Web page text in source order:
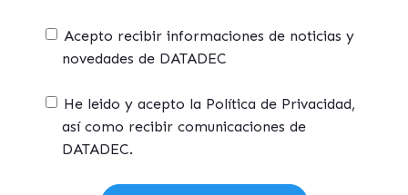
Acepto recibir informaciones de noticias y
novedades de DATADEC
He leido y acepto la Política de Privacidad,
así como recibir comunicaciones de
DATADEC.